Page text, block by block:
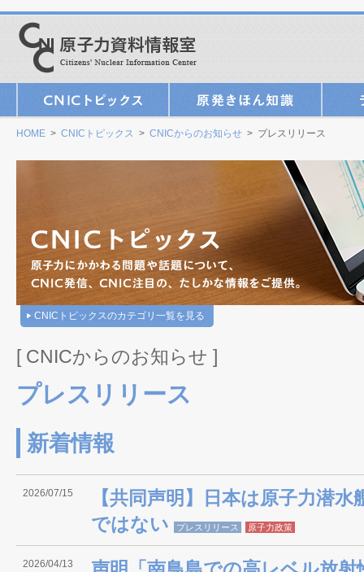
HOME > CNICトピックス > CNICからのお知らせ > プレスリリース
CNICトピックスのカテゴリ一覧を見る
[ CNICからのお知らせ ]
プレスリリース
新着情報
2026/07/15
【共同声明】日本は原子力潜
ではない
プレスリリース 原子力政策
2026/04/13